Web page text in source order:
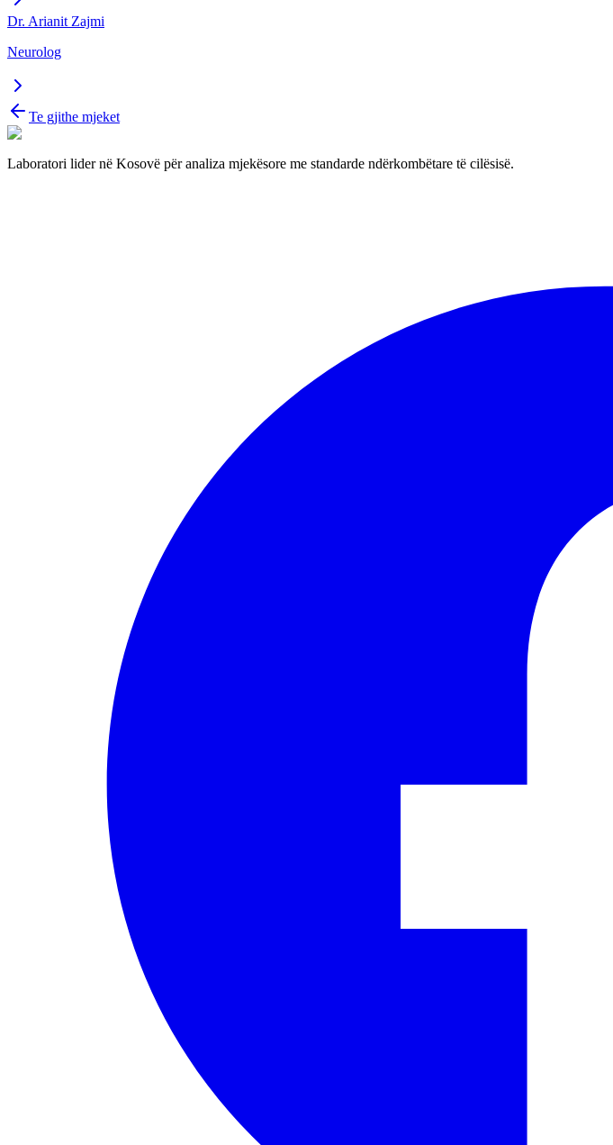
Dr. Arianit Zajmi
Neurolog
Te gjithe mjeket
Laboratori lider në Kosovë për analiza mjekësore me standarde ndërkombëtare të cilësisë.